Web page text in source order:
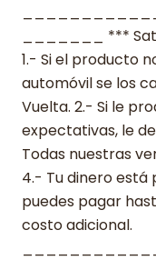
_______ ***
1.- Si el producto
automóvil se los
Vuelta. 2.- Si le
expectativas, le
Todas nuestras
4.- Tu dinero está
puedes pagar
costo adicional.